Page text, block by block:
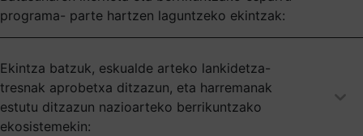
programa- parte hartzen laguntzeko ekintzak:
Ekintza batzuk, eskualde arteko lankidetza-
tresnak aprobetxa ditzazun, eta harremanak
estutu ditzazun nazioarteko berrikuntzako
ekosistemekin: